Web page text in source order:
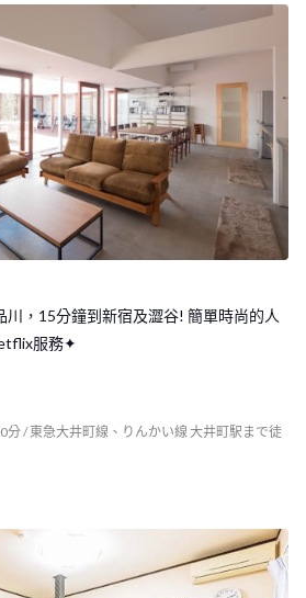
生活的照片、充滿的大家在這間Share H
的生活環境，加上優越的地理位置，絕對
的開始！
，15分鐘到新宿及澀谷! 簡單時尚的人
服務✦
分 / 東急大井町線、りんかい線 大井町駅まで徒